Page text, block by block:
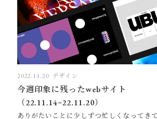
2022.11.20 デザイン
今週印象に残ったwebサイト
（22.11.14~22.11.20）
ありがたいことに少しずつ忙しくなってき